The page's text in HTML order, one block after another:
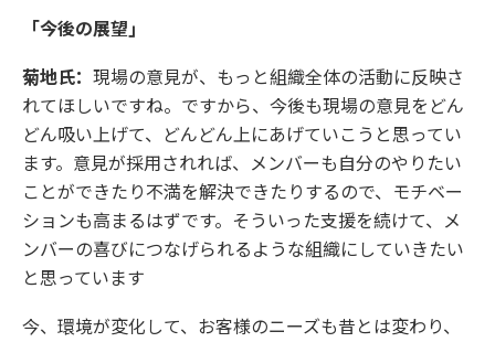
「今後の展望」
菊地氏： 現場の意見が、もっと組織全体の活動に反映さ
れてほしいですね。ですから、今後も現場の意見をどん
どん吸い上げて、どんどん上にあげていこうと思ってい
ます。意見が採用されれば、メンバーも自分のやりたい
ことができたり不満を解決できたりするので、モチベー
ションも高まるはずです。そういった支援を続けて、メ
ンバーの喜びにつなげられるような組織にしていきたい
と思っています
今、環境が変化して、お客様のニーズも昔とは変わり、